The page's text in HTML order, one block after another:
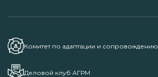
Комитет по адаптации и сопровождению
Деловой клуб АГРМ